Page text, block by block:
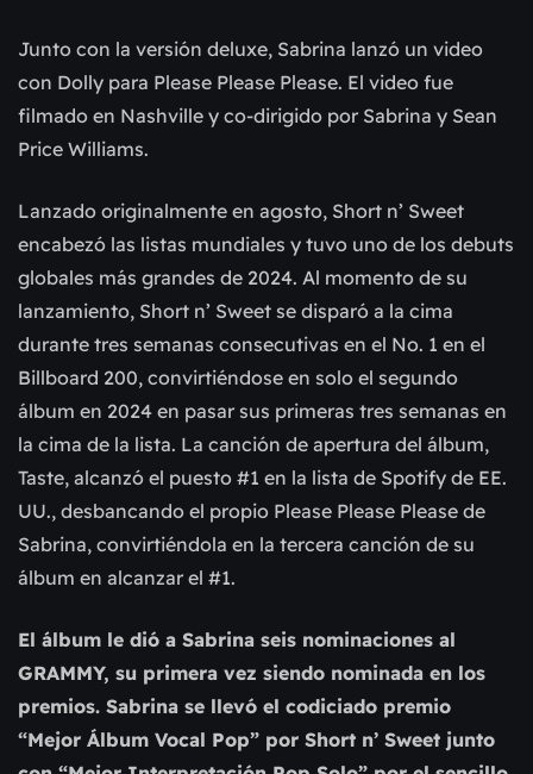
Junto con la versión deluxe, Sabrina lanzó un video
con Dolly para Please Please Please. El video fue
filmado en Nashville y co-dirigido por Sabrina y Sean
Price Williams.
Lanzado originalmente en agosto, Short n’ Sweet
encabezó las listas mundiales y tuvo uno de los debuts
globales más grandes de 2024. Al momento de su
lanzamiento, Short n’ Sweet se disparó a la cima
durante tres semanas consecutivas en el No. 1 en el
Billboard 200, convirtiéndose en solo el segundo
álbum en 2024 en pasar sus primeras tres semanas en
la cima de la lista. La canción de apertura del álbum,
Taste, alcanzó el puesto #1 en la lista de Spotify de EE.
UU., desbancando el propio Please Please Please de
Sabrina, convirtiéndola en la tercera canción de su
álbum en alcanzar el #1.
El álbum le dió a Sabrina seis nominaciones al
GRAMMY, su primera vez siendo nominada en los
premios. Sabrina se llevó el codiciado premio
“Mejor Álbum Vocal Pop” por Short n’ Sweet junto